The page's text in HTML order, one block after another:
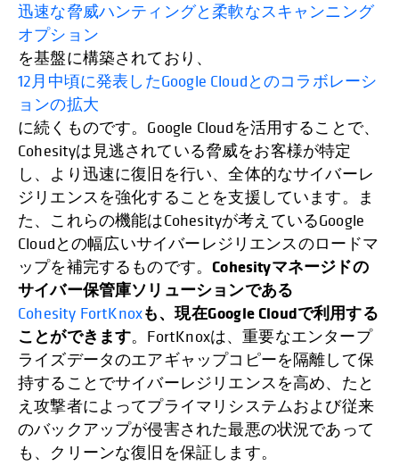
迅速な脅威ハンティングと柔軟なスキャンニング
オプション
を基盤に構築されており、
12月中頃に発表したGoogle Cloudとのコラボレーシ
ョンの拡大
に続くものです。Google Cloudを活用することで、
Cohesityは見逃されている脅威をお客様が特定
し、より迅速に復旧を行い、全体的なサイバーレ
ジリエンスを強化することを支援しています。ま
た、これらの機能はCohesityが考えているGoogle
Cloudとの幅広いサイバーレジリエンスのロードマ
ップを補完するものです。Cohesityマネージドの
サイバー保管庫ソリューションである
Cohesity FortKnoxも、現在Google Cloudで利用する
ことができます。FortKnoxは、重要なエンタープ
ライズデータのエアギャップコピーを隔離して保
持することでサイバーレジリエンスを高め、たと
え攻撃者によってプライマリシステムおよび従来
のバックアップが侵害された最悪の状況であって
も、クリーンな復旧を保証します。